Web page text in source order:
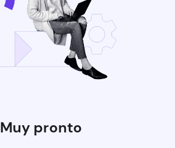
Muy pronto